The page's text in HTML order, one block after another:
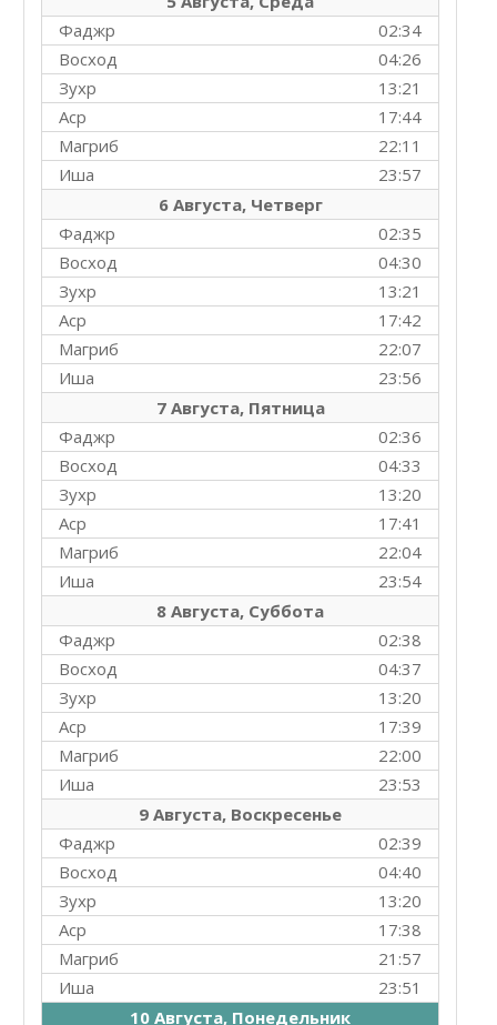
02:34
Фаджр
04:26
Восход
13:21
Зухр
17:44
Аср
22:11
Магриб
23:57
Иша
6 Августа, Четверг
02:35
Фаджр
04:30
Восход
13:21
Зухр
17:42
Аср
22:07
Магриб
23:56
Иша
7 Августа, Пятница
02:36
Фаджр
04:33
Восход
13:20
Зухр
17:41
Аср
22:04
Магриб
23:54
Иша
8 Августа, Суббота
02:38
Фаджр
04:37
Восход
13:20
Зухр
17:39
Аср
22:00
Магриб
23:53
Иша
9 Августа, Воскресенье
02:39
Фаджр
04:40
Восход
13:20
Зухр
17:38
Аср
21:57
Магриб
23:51
Иша
10 Августа, Понедельник